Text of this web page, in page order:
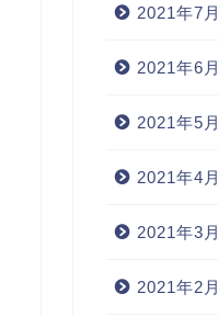
2021年7月
2021年6月
2021年5月
2021年4月
2021年3月
2021年2月